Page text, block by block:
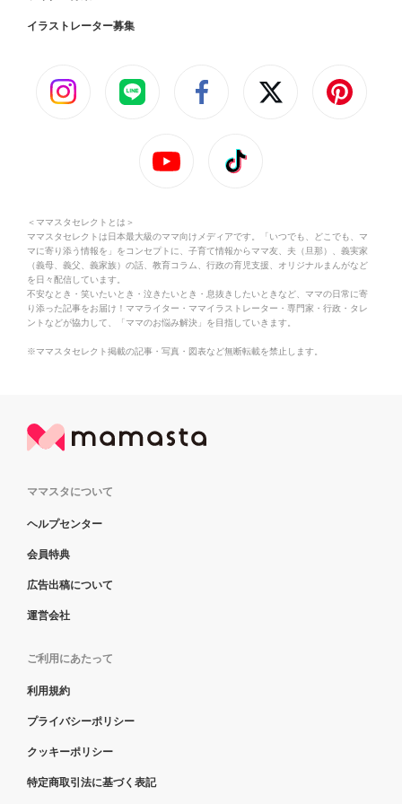
イラストレーター募集
＜ママスタセレクトとは＞
ママスタセレクトは日本最大級のママ向けメディアです。「いつでも、どこでも、マ
マに寄り添う情報を」をコンセプトに、子育て情報からママ友、夫（旦那）、義実家
（義母、義父、義家族）の話、教育コラム、行政の育児支援、オリジナルまんがなど
を日々配信しています。
不安なとき・笑いたいとき・泣きたいとき・息抜きしたいときなど、ママの日常に寄
り添った記事をお届け！ママライター・ママイラストレーター・専門家・行政・タレ
ントなどが協力して、「ママのお悩み解決」を目指していきます。
※ママスタセレクト掲載の記事・写真・図表など無断転載を禁止します。
ママスタについて
ヘルプセンター
会員特典
広告出稿について
運営会社
ご利用にあたって
利用規約
プライバシーポリシー
クッキーポリシー
特定商取引法に基づく表記